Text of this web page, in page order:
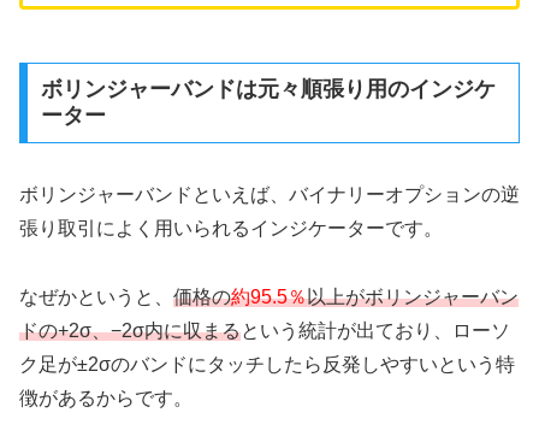
ボリンジャーバンドは元々順張り用のインジケ
ーター
ボリンジャーバンドといえば、バイナリーオプションの逆
張り取引によく用いられるインジケーターです。
なぜかというと、 価格の約95.5％以上がボリンジャーバン
ドの+2σ、−2σ内に収まるという統計が出ており、ローソ
ク足が±2σのバンドにタッチしたら反発しやすいという特
徴があるからです。